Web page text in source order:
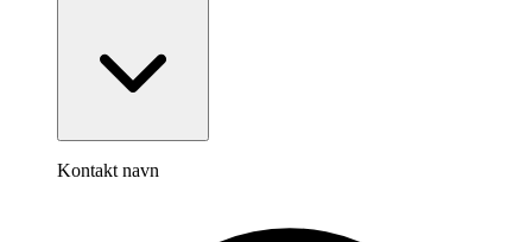
Kontakt navn